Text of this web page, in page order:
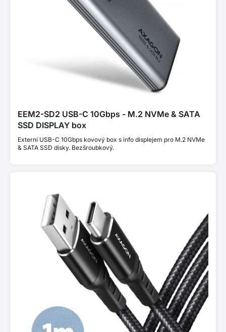
EEM2-SD2 USB-C 10Gbps - M.2 NVMe & SATA
SSD DISPLAY box
Externí USB-C 10Gbps kovový box s info displejem pro M.2 NVMe
& SATA SSD disky. Bezšroubkový.